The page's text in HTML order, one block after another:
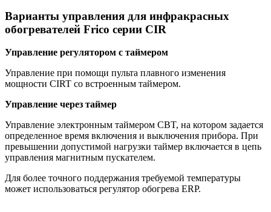
Варианты управления для инфракрасных
обогревателей Frico серии CIR
Управление регулятором с таймером
Управление при помощи пульта плавного изменения
мощности CIRT со встроенным таймером.
Управление через таймер
Управление электронным таймером CBT, на котором задается
определенное время включения и выключения прибора. При
превышении допустимой нагрузки таймер включается в цепь
управления магнитным пускателем.
Для более точного поддержания требуемой температуры
может использоваться регулятор обогрева ERP.